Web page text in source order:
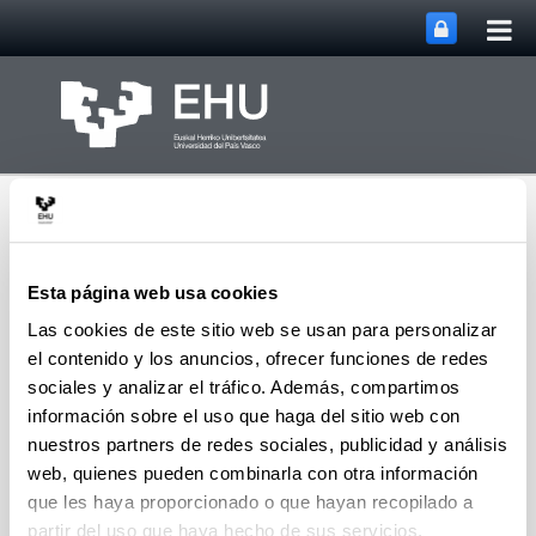
Esta página web usa cookies
Las cookies de este sitio web se usan para personalizar
el contenido y los anuncios, ofrecer funciones de redes
sociales y analizar el tráfico. Además, compartimos
información sobre el uso que haga del sitio web con
nuestros partners de redes sociales, publicidad y análisis
web, quienes pueden combinarla con otra información
que les haya proporcionado o que hayan recopilado a
partir del uso que haya hecho de sus servicios.
Inicio Departamento de
Física Aplicada
MenúAbrir/cerrar
Memorias del Departamento
de Física Aplicada